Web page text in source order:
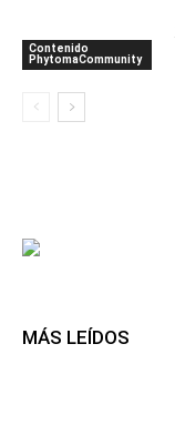
Contenido
PhytomaCommunity
MÁS LEÍDOS